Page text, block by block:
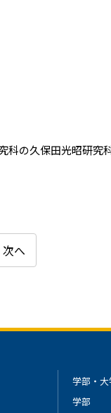
科の久保⽥光昭研究
次へ
学部・
学部